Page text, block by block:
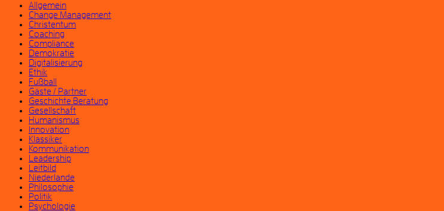
Allgemein
Change Management
Christentum
Coaching
Compliance
Demokratie
Digitalisierung
Ethik
Fußball
Gäste / Partner
Geschichte Beratung
Gesellschaft
Humanismus
Innovation
Klassiker
Kommunikation
Leadership
Leitbild
Niederlande
Philosophie
Politik
Psychologie